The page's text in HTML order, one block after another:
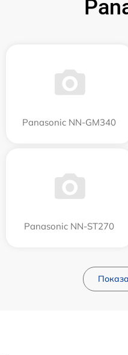
Panasonic NN-GM340
Panasonic NN-ST270